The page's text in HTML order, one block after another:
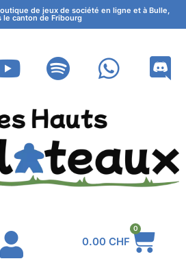
de jeux de société en ligne et à Bulle,
le canton de Fribourg
0.00 CHF
0